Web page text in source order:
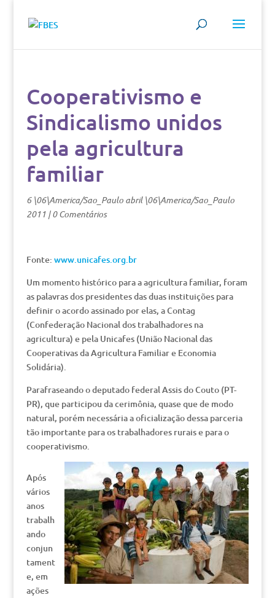
Cooperativismo e
Sindicalismo unidos
pela agricultura
familiar
6 \06\America/Sao_Paulo abril \06\America/Sao_Paulo
2011|0 Comentários
Fonte: www.unicafes.org.br
Um momento histórico para a agricultura familiar, foram
as palavras dos presidentes das duas instituições para
definir o acordo assinado por elas, a Contag
(Confederação Nacional dos trabalhadores na
agricultura) e pela Unicafes (União Nacional das
Cooperativas da Agricultura Familiar e Economia
Solidária).
Parafraseando o deputado federal Assis do Couto (PT-
PR), que participou da cerimônia, quase que de modo
natural, porém necessária a oficialização dessa parceria
tão importante para os trabalhadores rurais e para o
cooperativismo.
Após
vários
anos
trabalh
ando
conjun
tament
e, em
ações